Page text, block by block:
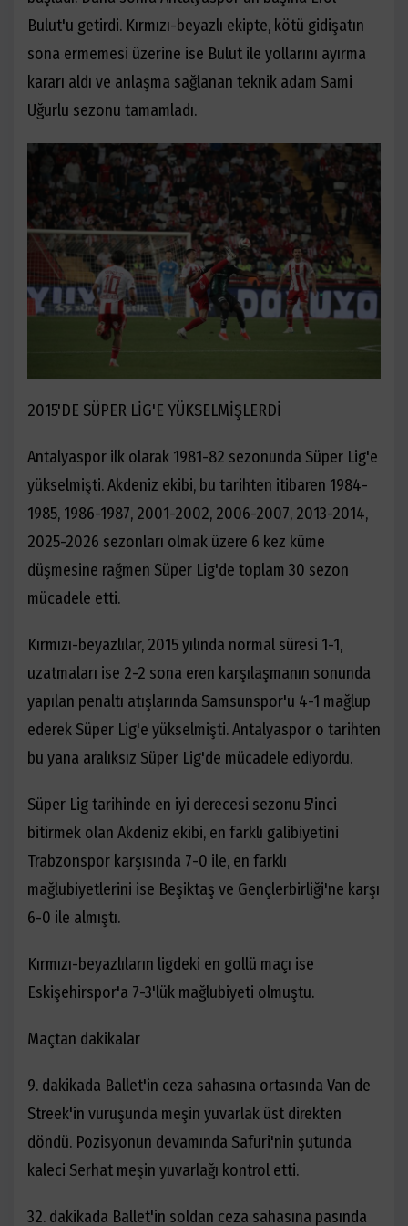
Bulut'u getirdi. Kırmızı-beyazlı ekipte, kötü gidişatın
sona ermemesi üzerine ise Bulut ile yollarını ayırma
kararı aldı ve anlaşma sağlanan teknik adam Sami
Uğurlu sezonu tamamladı.
2015'DE SÜPER LİG'E YÜKSELMİŞLERDİ
Antalyaspor ilk olarak 1981-82 sezonunda Süper Lig'e
yükselmişti. Akdeniz ekibi, bu tarihten itibaren 1984-
1985, 1986-1987, 2001-2002, 2006-2007, 2013-2014,
2025-2026 sezonları olmak üzere 6 kez küme
düşmesine rağmen Süper Lig'de toplam 30 sezon
mücadele etti.
Kırmızı-beyazlılar, 2015 yılında normal süresi 1-1,
uzatmaları ise 2-2 sona eren karşılaşmanın sonunda
yapılan penaltı atışlarında Samsunspor'u 4-1 mağlup
ederek Süper Lig'e yükselmişti. Antalyaspor o tarihten
bu yana aralıksız Süper Lig'de mücadele ediyordu.
Süper Lig tarihinde en iyi derecesi sezonu 5'inci
bitirmek olan Akdeniz ekibi, en farklı galibiyetini
Trabzonspor karşısında 7-0 ile, en farklı
mağlubiyetlerini ise Beşiktaş ve Gençlerbirliği'ne karşı
6-0 ile almıştı.
Kırmızı-beyazlıların ligdeki en gollü maçı ise
Eskişehirspor'a 7-3'lük mağlubiyeti olmuştu.
Maçtan dakikalar
9. dakikada Ballet'in ceza sahasına ortasında Van de
Streek'in vuruşunda meşin yuvarlak üst direkten
döndü. Pozisyonun devamında Safuri'nin şutunda
kaleci Serhat meşin yuvarlağı kontrol etti.
32. dakikada Ballet'in soldan ceza sahasına pasında